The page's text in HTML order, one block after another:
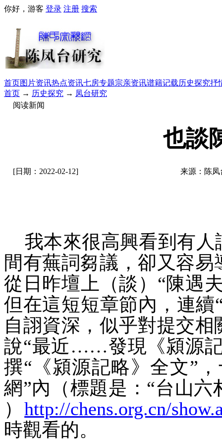
你好，游客 登录 注册 搜索
首页图片资讯热点资讯七房专题宗亲资讯谱籍记载历史探究抒
首页 → 历史探究 → 凤台研究
阅读新闻
也談
[日期：2022-02-12] 来源：陈
我本來很高興看到有人
間有蕪詞芻議 ，卻又 容易
從日昨壇上（談） “陳遇
但在這短短章節內，連續
自詡資深 ，似乎對提交相
說“最近……發現《潁源
撰“《潁源記略》全文”
網”內（標題是： “台山六
）http://chens.org.cn/
時觀看的。